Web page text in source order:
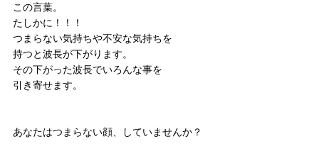
この言葉。
たしかに！！！
つまらない気持ちや不安な気持ちを
持つと波長が下がります。
その下がった波長でいろんな事を
引き寄せます。
あなたはつまらない顔、していませんか？